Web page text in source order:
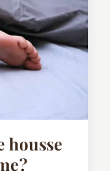
housse
?